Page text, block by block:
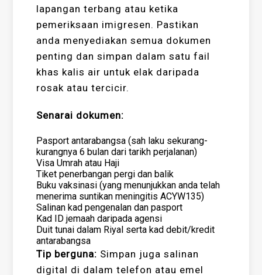
lapangan terbang atau ketika
pemeriksaan imigresen. Pastikan
anda menyediakan semua dokumen
penting dan simpan dalam satu fail
khas kalis air untuk elak daripada
rosak atau tercicir.
Senarai dokumen:
Pasport antarabangsa (sah laku sekurang-
kurangnya 6 bulan dari tarikh perjalanan)
Visa Umrah atau Haji
Tiket penerbangan pergi dan balik
Buku vaksinasi (yang menunjukkan anda telah
menerima suntikan meningitis ACYW135)
Salinan kad pengenalan dan pasport
Kad ID jemaah daripada agensi
Duit tunai dalam Riyal serta kad debit/kredit
antarabangsa
Tip berguna: Simpan juga salinan
digital di dalam telefon atau emel